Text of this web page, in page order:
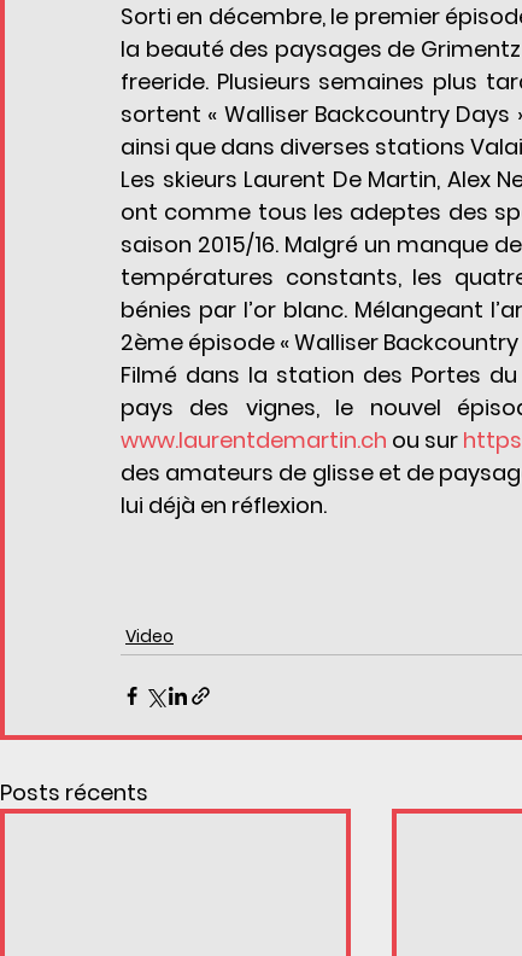
Sorti en décembre, le premier
la beauté des paysages de
freeride. Plusieurs semaines plus
sortent « Walliser Backcountry
ainsi que dans diverses stations
Les skieurs Laurent De Martin, Alex
ont comme tous les adeptes des
saison 2015/16. Malgré un manque
températures constants, les
bénies par l’or blanc. Mélangeant
2ème épisode « Walliser
Filmé dans la station des Portes
www.laurentdemartin.ch ou sur
des amateurs de glisse et de
lui déjà en réflexion.
Video
Posts récents